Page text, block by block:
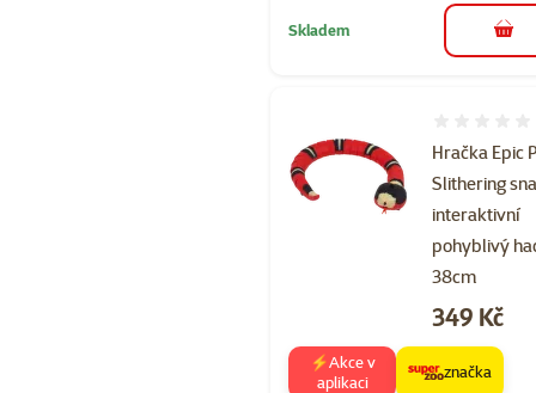
Skladem do
Hračka Epic
Slithering
interaktivní
pohyblivý
38cm
Cena
349 Kč
⚡Akce v
aplikaci
značka